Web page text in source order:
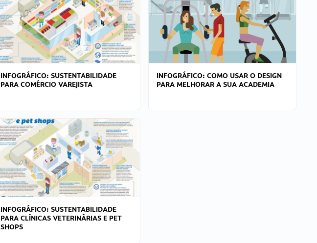
INFOGRÁFICO: SUSTENTABILIDADE
PARA COMÉRCIO VAREJISTA
INFOGRÁFICO: COMO USAR O DESIGN
PARA MELHORAR A SUA ACADEMIA
INFOGRÁFICO: SUSTENTABILIDADE
PARA CLÍNICAS VETERINÁRIAS E PET
SHOPS